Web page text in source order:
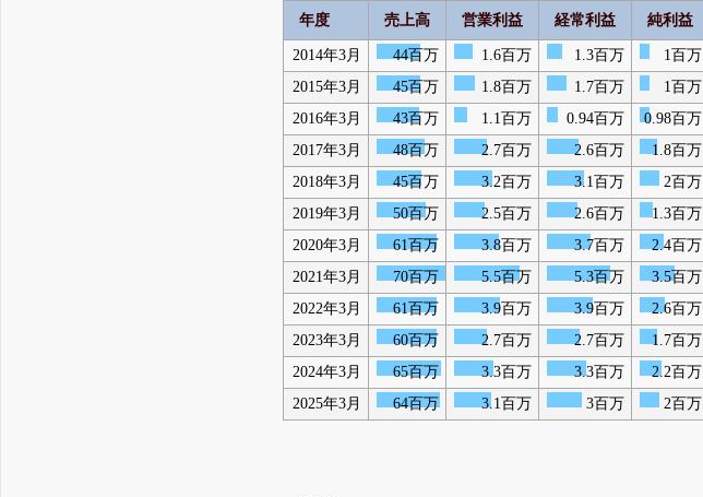
年度 売上高 営業利益 経常利益 純利益
2014年3月 44百万 1.6百万 1.3百万 1百万
2015年3月
45百万 1.8百万 1.7百万 1百万
2016年3月
43百万 1.1百万 0.94百万 0.98百万
2017年3月
48百万 2.7百万 2.6百万 1.8百万
2018年3月
45百万 3.2百万 3.1百万 2百万
2019年3月
50百万 2.5百万 2.6百万 1.3百万
2020年3月
61百万 3.8百万 3.7百万 2.4百万
2021年3月
70百万 5.5百万 5.3百万 3.5百万
2022年3月
61百万 3.9百万 3.9百万 2.6百万
2023年3月
60百万 2.7百万 2.7百万 1.7百万
2024年3月
65百万 3.3百万 3.3百万 2.2百万
2025年3月
64百万 3.1百万 3百万 2百万